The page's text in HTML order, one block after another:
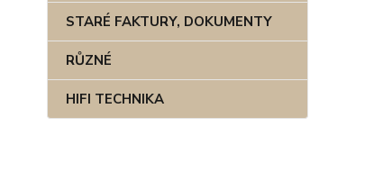
STARÉ FAKTURY, DOKUMENTY
RŮZNÉ
HIFI TECHNIKA